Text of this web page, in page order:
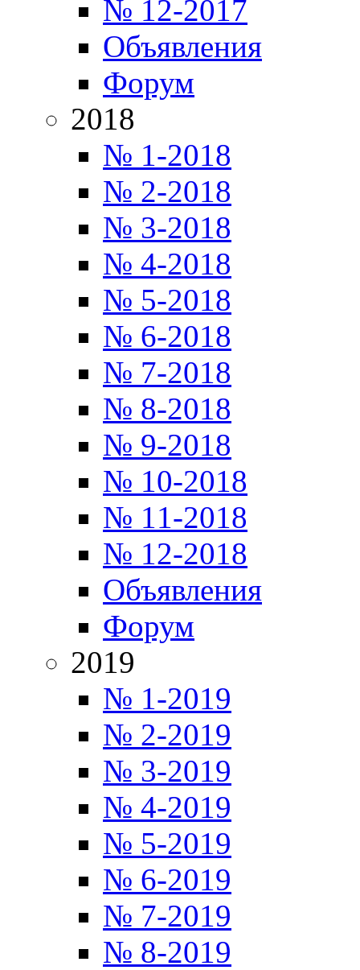
№ 12-2017
Объявления
Форум
2018
№ 1-2018
№ 2-2018
№ 3-2018
№ 4-2018
№ 5-2018
№ 6-2018
№ 7-2018
№ 8-2018
№ 9-2018
№ 10-2018
№ 11-2018
№ 12-2018
Объявления
Форум
2019
№ 1-2019
№ 2-2019
№ 3-2019
№ 4-2019
№ 5-2019
№ 6-2019
№ 7-2019
№ 8-2019